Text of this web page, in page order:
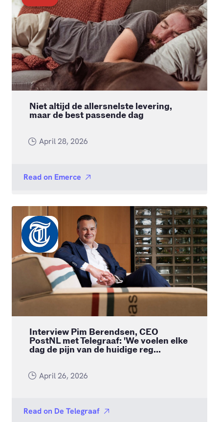
Niet altijd de allersnelste levering,
maar de best passende dag
April 28, 2026
Read on Emerce
Interview Pim Berendsen, CEO
PostNL met Telegraaf: 'We voelen elke
dag de pijn van de huidige reg...
April 26, 2026
Read on De Telegraaf